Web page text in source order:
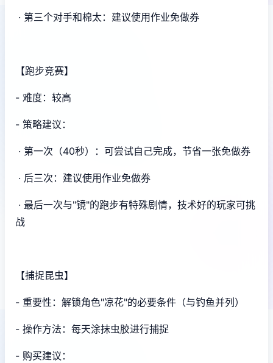
· 第三个对手和棉太：建议使用作业免做券
【跑步竞赛】
- 难度：较高
- 策略建议：
· 第一次（40秒）：可尝试自己完成，节省一张免做券
· 后三次：建议使用作业免做券
· 最后一次与"镜"的跑步有特殊剧情，技术好的玩家可挑
战
【捕捉昆虫】
- 重要性：解锁角色"凉花"的必要条件（与钓鱼并列）
- 操作方法：每天涂抹虫胶进行捕捉
- 购买建议：